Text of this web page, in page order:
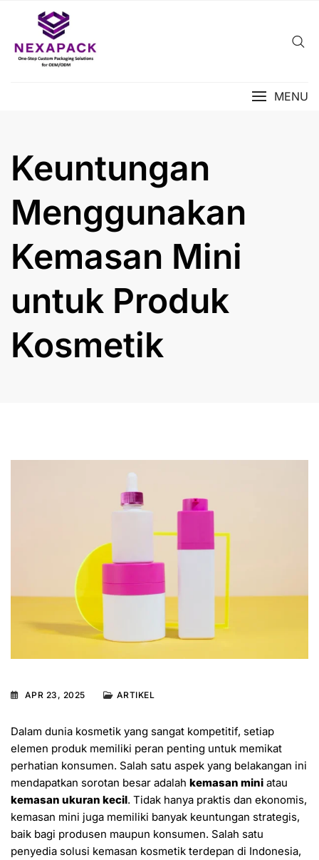
content
MENU
Keuntungan
Menggunakan
Kemasan Mini
untuk Produk
Kosmetik
APR 23, 2025 ARTIKEL
Dalam dunia kosmetik yang sangat kompetitif, setiap
elemen produk memiliki peran penting untuk memikat
perhatian konsumen. Salah satu aspek yang belakangan ini
mendapatkan sorotan besar adalah kemasan mini atau
kemasan ukuran kecil. Tidak hanya praktis dan ekonomis,
kemasan mini juga memiliki banyak keuntungan strategis,
baik bagi produsen maupun konsumen. Salah satu
penyedia solusi kemasan kosmetik terdepan di Indonesia,